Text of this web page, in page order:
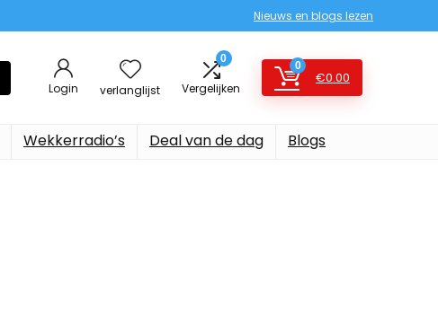
Nieuws en blogs lezen
Login verlanglijst
0
Vergelijken
0
€0.00
Wekkerradio’s Deal van de dag Blogs